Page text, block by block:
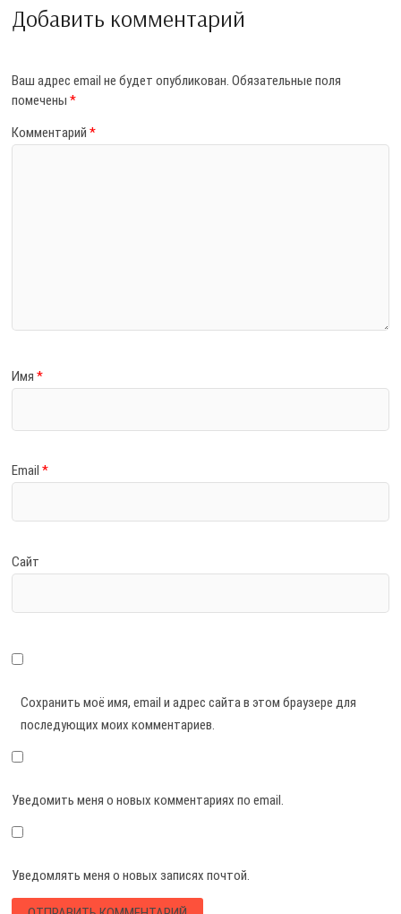
Добавить комментарий
Ваш адрес email не будет опубликован. Обязательные поля
помечены*
Комментарий*
Имя*
Email*
Сайт
Сохранить моё имя, email и адрес сайта в этом браузере для
последующих моих комментариев.
Уведомить меня о новых комментариях по email.
Уведомлять меня о новых записях почтой.